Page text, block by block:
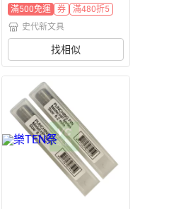
滿500免運
券
滿480折5
史代新文具
找相似